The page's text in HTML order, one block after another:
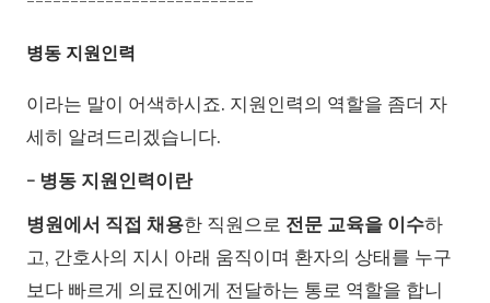
병동 지원인력
이라는 말이 어색하시죠. 지원인력의 역할을 좀더 자
세히 알려드리겠습니다.
- 병동 지원인력이란
병원에서 직접 채용한 직원으로 전문 교육을 이수하
고, 간호사의 지시 아래 움직이며 환자의 상태를 누구
보다 빠르게 의료진에게 전달하는 통로 역할을 합니